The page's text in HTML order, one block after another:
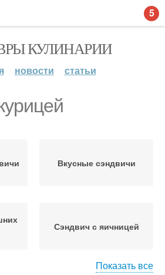
КУЛИНАРИИ
новости статьи
Вкусные сэндвичи
Сэндвич с яичницей
Показать все
5